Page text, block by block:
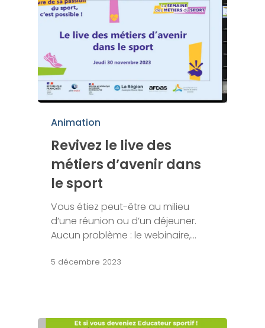
Animation
Revivez le live des
métiers d’avenir dans
le sport
Vous étiez peut-être au milieu
d’une réunion ou d’un déjeuner.
Aucun problème : le webinaire,…
5 décembre 2023